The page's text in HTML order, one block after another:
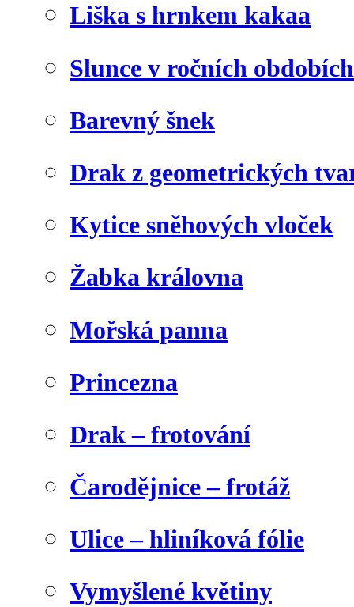
Liška s hrnkem kakaa
Slunce v ročních obdobích
Barevný šnek
Drak z geometrických
Kytice sněhových vloček
Žabka královna
Mořská panna
Princezna
Drak – frotování
Čarodějnice – frotáž
Ulice – hliníková fólie
Vymyšlené květiny